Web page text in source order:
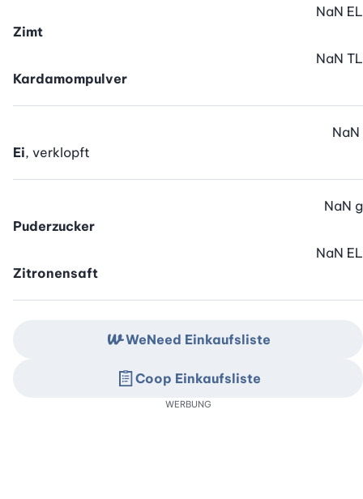
Zimt
NaN EL
Kardamompulver
NaN TL
Ei, verklopft
NaN
Puderzucker
NaN g
Zitronensaft
NaN EL
WeNeed Einkaufsliste
Coop Einkaufsliste
WERBUNG